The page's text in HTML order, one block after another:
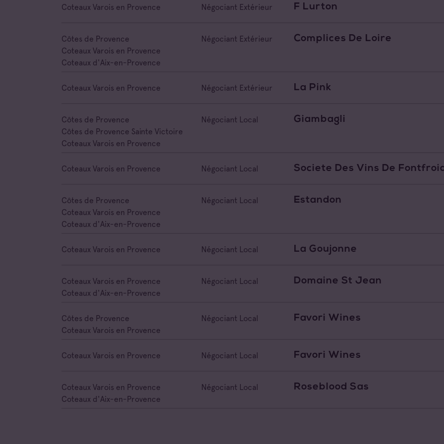
Coteaux Varois en Provence Négociant Extérieur F Lurton
Côtes de Provence
Coteaux Varois en Provence
Coteaux d'Aix-en-Provence
Négociant Extérieur Complices De Loire
Coteaux Varois en Provence Négociant Extérieur La Pink
Côtes de Provence
Côtes de Provence Sainte Victoire
Coteaux Varois en Provence
Négociant Local Giambagli
Coteaux Varois en Provence Négociant Local Societe Des Vins De
Côtes de Provence
Coteaux Varois en Provence
Coteaux d'Aix-en-Provence
Négociant Local Estandon
Coteaux Varois en Provence Négociant Local La Goujonne
Coteaux Varois en Provence
Coteaux d'Aix-en-Provence
Négociant Local Domaine St Jean
Côtes de Provence
Coteaux Varois en Provence
Négociant Local Favori Wines
Coteaux Varois en Provence Négociant Local Favori Wines
Coteaux Varois en Provence
Coteaux d'Aix-en-Provence
Négociant Local Roseblood Sas